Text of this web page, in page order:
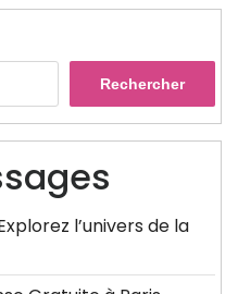
Rechercher
l’univers de la